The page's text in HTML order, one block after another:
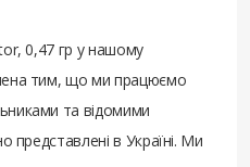
0,47 гр у нашому
​​тим, що ми працюємо
та відомими
представлені в Україні. Ми